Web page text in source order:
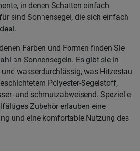
in denen Schatten einfach
sind Sonnensegel, die sich einfach
Farben und Formen finden Sie
an Sonnensegeln. Es gibt sie in
und wasserdurchlässig, was Hitzestau
Polyester-Segelstoff,
und schmutzabweisend. Spezielle
Zubehör erlauben eine
und eine komfortable Nutzung des